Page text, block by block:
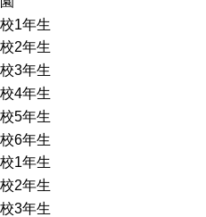
1年生
2年生
3年生
4年生
5年生
6年生
1年生
2年生
3年生